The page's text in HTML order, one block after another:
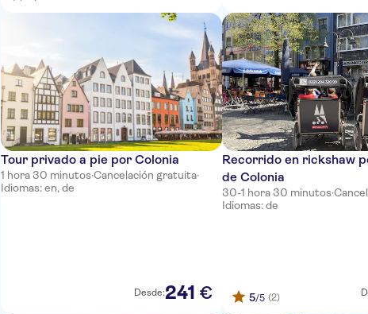
Tour privado a pie por Colonia
1 hora 30 minutos·Cancelación gratuita·
Idiomas: en, de
Desde:241 €
Recorrido en rickshaw
de Colonia
30-1 hora 30 minutos·
Idiomas: de
5/5 (2)